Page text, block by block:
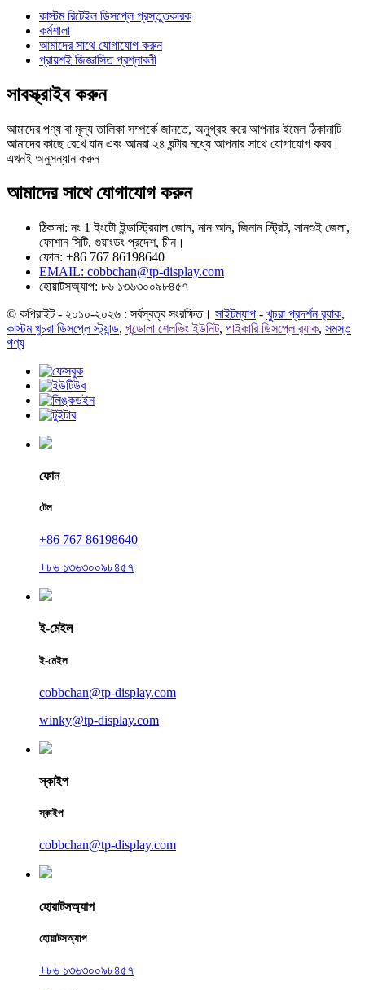
কাস্টম রিটেইল ডিসপ্লে প্রস্তুতকারক
কর্মশালা
আমাদের সাথে যোগাযোগ করুন
প্রায়শই জিজ্ঞাসিত প্রশ্নাবলী
সাবস্ক্রাইব করুন
আমাদের পণ্য বা মূল্য তালিকা সম্পর্কে জানতে, অনুগ্রহ করে আপনার ইমেল ঠিকানাটি
আমাদের কাছে রেখে যান এবং আমরা ২৪ ঘন্টার মধ্যে আপনার সাথে যোগাযোগ করব।
এখনই অনুসন্ধান করুন
আমাদের সাথে যোগাযোগ করুন
ঠিকানা: নং 1 ইংটৌ ইন্ডাস্ট্রিয়াল জোন, নান আন, জিনান স্ট্রিট, সানশুই জেলা,
ফোশান সিটি, গুয়াংডং প্রদেশ, চীন।
ফোন: +86 767 86198640
EMAIL: cobbchan@tp-display.com
হোয়াটসঅ্যাপ: ৮৬ ১৩৬৩০০৯৮৪৫৭
© কপিরাইট - ২০১০-২০২৬ : সর্বস্বত্ব সংরক্ষিত। সাইটম্যাপ - খুচরা প্রদর্শন র‍্যাক,
কাস্টম খুচরা ডিসপ্লে স্ট্যান্ড, গন্ডোলা শেলভিং ইউনিট, পাইকারি ডিসপ্লে র‍্যাক, সমস্ত
পণ্য
ফোন
টেল
+86 767 86198640
+৮৬ ১৩৬৩০০৯৮৪৫৭
ই-মেইল
ই-মেইল
cobbchan@tp-display.com
winky@tp-display.com
স্কাইপ
স্কাইপ
cobbchan@tp-display.com
হোয়াটসঅ্যাপ
হোয়াটসঅ্যাপ
+৮৬ ১৩৬৩০০৯৮৪৫৭